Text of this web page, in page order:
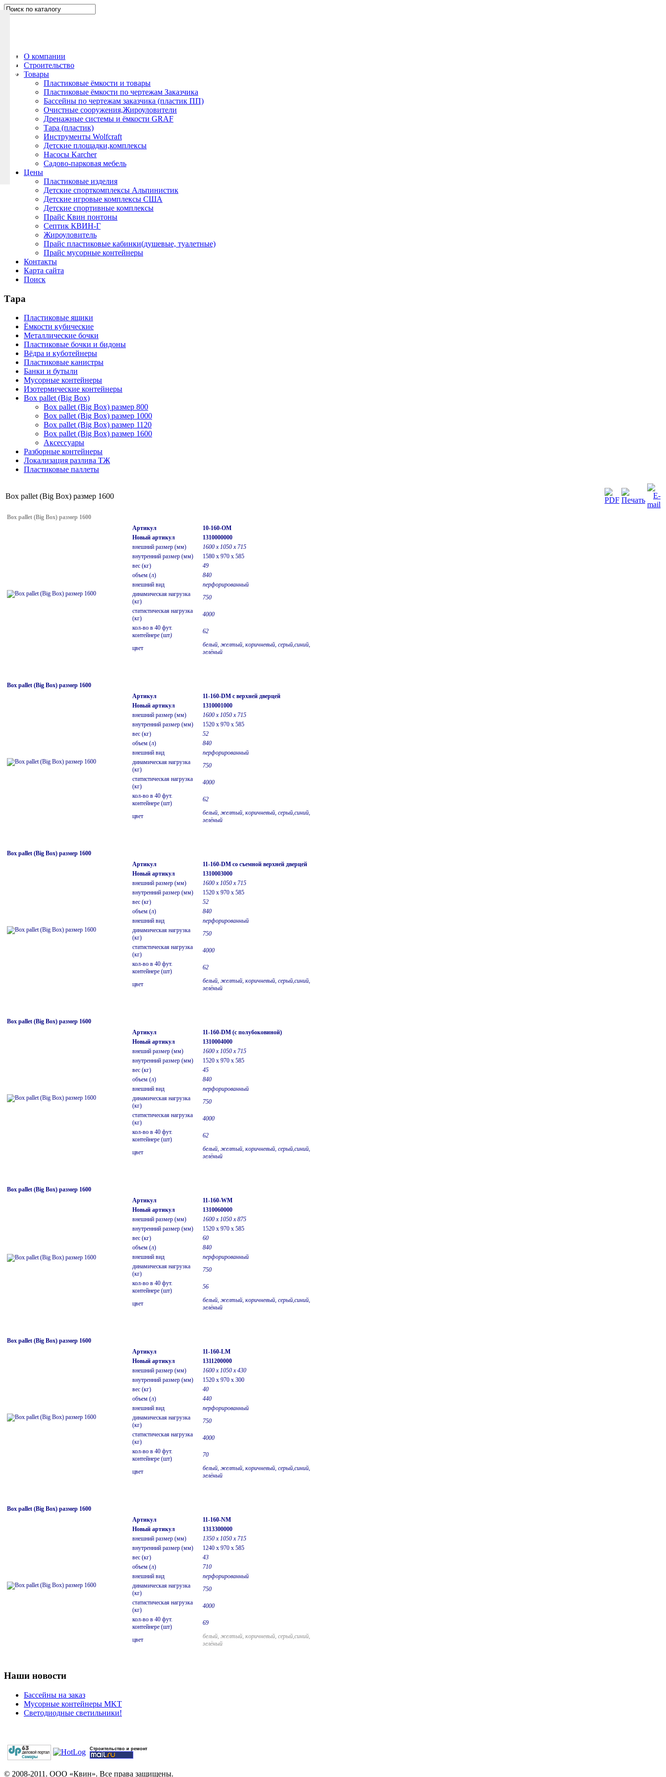
О компании
Строительство
Товары
Пластиковые ёмкости и товары
Пластиковые ёмкости по чертежам Заказчика
Бассейны по чертежам заказчика (пластик ПП)
Очистные сооружения,Жироуловители
Дренажные системы и ёмкости GRAF
Тара (пластик)
Инструменты Wolfcraft
Детские площадки,комплексы
Насосы Karcher
Садово-парковая мебель
Цены
Пластиковые изделия
Детские спорткомплексы Альпинистик
Детские игровые комплексы США
Детские спортивные комплексы
Прайс Квин понтоны
Септик КВИН-Г
Жироуловитель
Прайс пластиковые кабинки(душевые, туалетные)
Прайс мусорные контейнеры
Контакты
Карта сайта
Поиск
Тара
Пластиковые ящики
Ёмкости кубические
Металлические бочки
Пластиковые бочки и бидоны
Вёдра и куботейнеры
Пластиковые канистры
Банки и бутыли
Мусорные контейнеры
Изотермические контейнеры
Box pallet (Big Box)
Box pallet (Big Box) размер 800
Box pallet (Big Box) размер 1000
Box pallet (Big Box) размер 1120
Box pallet (Big Box) размер 1600
Аксессуары
Разборные контейнеры
Локализация разлива ТЖ
Пластиковые паллеты
ш
и
т
Box pallet (Big Box) размер 1600
Box pallet (Big Box) размер 1600
Артикул
10-160-ОM
Новый артикул
1310000000
внешний размер (мм)
1600 х 1050 х 715
внутренний размер (мм)
1580 x 970 x 585
вес (кг)
49
объем (л)
840
внешний вид
перфорированный
динамическая нагрузка
(кг)
750
статистическая нагрузка
(кг)
4000
кол-во в 40 фут.
контейнере (шт)
62
цвет
белый, желтый, коричневый, серый,синий,
зелёный
Box pallet (Big Box) размер 1600
Артикул
11-160-DM с верхней дверцей
Новый артикул
1310001000
внешний размер (мм)
1600 х 1050 х 715
внутренний размер (мм)
1520 x 970 x 585
вес (кг)
52
объем (л)
840
внешний вид
перфорированный
динамическая нагрузка
(кг)
750
статистическая нагрузка
(кг)
4000
кол-во в 40 фут.
контейнере (шт)
62
цвет
белый, желтый, коричневый, серый,синий,
зелёный
Box pallet (Big Box) размер 1600
Артикул
11-160-DM со съемной верхней дверцей
Новый артикул
1310003000
внешний размер (мм)
1600 х 1050 х 715
внутренний размер (мм)
1520 x 970 x 585
вес (кг)
52
объем (л)
840
внешний вид
перфорированный
динамическая нагрузка
(кг)
750
статистическая нагрузка
(кг)
4000
кол-во в 40 фут.
контейнере (шт)
62
цвет
белый, желтый, коричневый, серый,синий,
зелёный
Box pallet (Big Box) размер 1600
Артикул
11-160-DM (с полубоковиной)
Новый артикул
1310004000
внеший размер (мм)
1600 х 1050 х 715
внутренний размер (мм)
1520 x 970 x 585
вес (кг)
45
объем (л)
840
внешний вид
перфорированный
динамическая нагрузка
(кг)
750
статистическая нагрузка
(кг)
4000
кол-во в 40 фут.
контейнере (шт)
62
цвет
белый, желтый, коричневый, серый,синий,
зелёный
Box pallet (Big Box) размер 1600
Артикул
11-160-WM
Новый артикул
1310060000
внешний размер (мм)
1600 х 1050 х 875
внутренний размер (мм)
1520 x 970 x 585
вес (кг)
60
объем (л)
840
внешний вид
перфорированный
динамическая нагрузка
(кг)
750
кол-во в 40 фут.
контейнере (шт)
56
цвет
белый, желтый, коричневый, серый,синий,
зелёный
Box pallet (Big Box) размер 1600
Артикул
11-160-LM
Новый артикул
1311200000
внешний размер (мм)
1600 х 1050 х 430
внутренний размер (мм)
1520 x 970 x 300
вес (кг)
40
объем (л)
440
внешний вид
перфорированный
динамическая нагрузка
(кг)
750
статистическая нагрузка
(кг)
4000
кол-во в 40 фут.
контейнере (шт)
70
цвет
белый, желтый, коричневый, серый,синий,
зелёный
Box pallet (Big Box) размер 1600
Артикул
11-160-NM
Новый артикул
1313300000
внешний размер (мм)
1350 x 1050 x 715
внутренний размер (мм)
1240 x 970 x 585
вес (кг)
43
объем (л)
710
внешний вид
перфорированный
динамическая нагрузка
(кг)
750
статистическая нагрузка
(кг)
4000
кол-во в 40 фут.
контейнере (шт)
69
цвет
белый, желтый, коричневый, серый,синий,
зелёный
Наши новости
Бассейны на заказ
Мусорные контейнеры MKT
Светодиодные светильники!
Строительство и ремонт
© 2008-2011. ООО «Квин». Все права защищены.